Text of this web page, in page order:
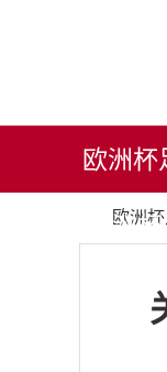
欧洲杯
洲
欧洲